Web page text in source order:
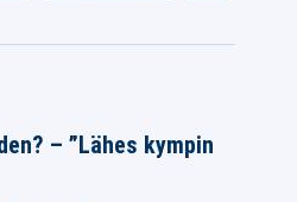
– ”Lähes kympin